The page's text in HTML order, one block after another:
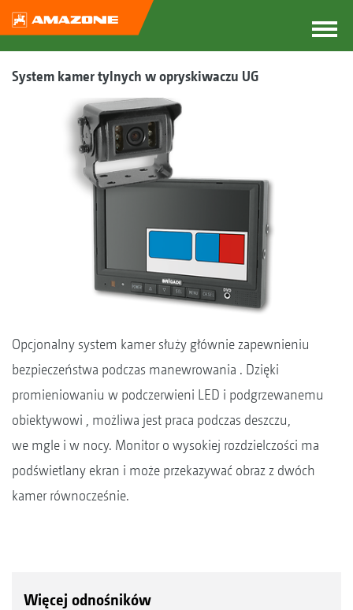
System kamer tylnych w opryskiwaczu UG
Opcjonalny system kamer służy głównie zapewnieniu
bezpieczeństwa podczas manewrowania . Dzięki
promieniowaniu w podczerwieni LED i podgrzewanemu
obiektywowi , możliwa jest praca podczas deszczu,
we mgle i w nocy. Monitor o wysokiej rozdzielczości ma
podświetlany ekran i może przekazywać obraz z dwóch
kamer równocześnie.
Więcej odnośników